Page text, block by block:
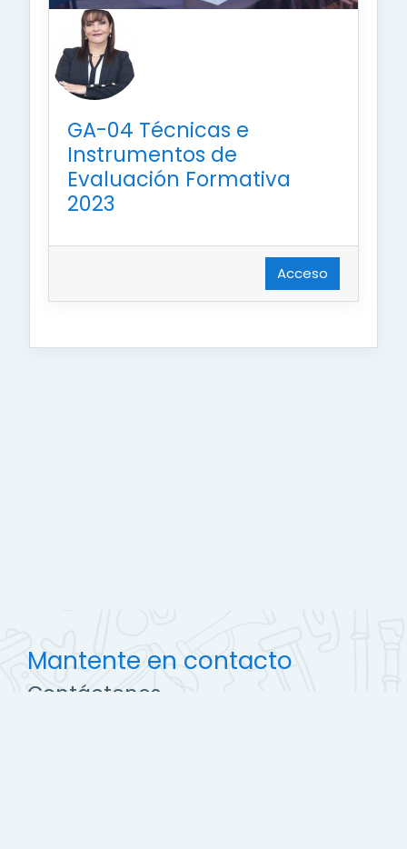
GA-04 Técnicas e
Instrumentos de
Evaluación Formativa
2023
Acceso
Mantente en contacto
Contáctenos